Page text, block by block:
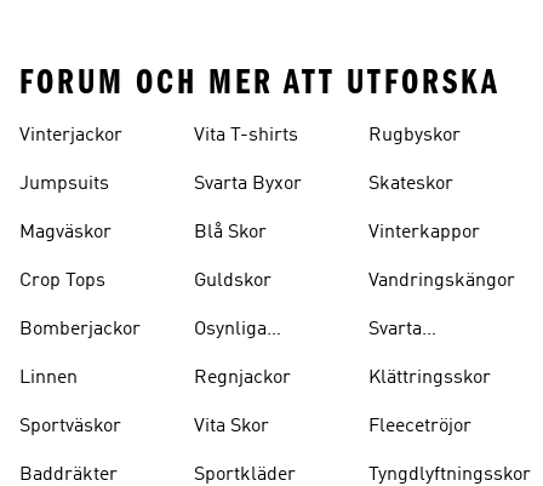
FORUM OCH MER ATT UTFORSKA
Vinterjackor
Jumpsuits
Magväskor
Crop Tops
Bomberjackor
Linnen
Sportväskor
Baddräkter
Vita T-shirts
Svarta Byxor
Blå Skor
Guldskor
Osynliga
Regnjackor
Vita Skor
Sportkläder
Rugbyskor
Skateskor
Vinterkappor
Vandringskängor
Svarta
Klättringsskor
Fleecetröjor
Tyngdlyftningsskor